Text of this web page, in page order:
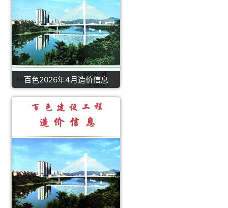
百色2026年4月造价信息